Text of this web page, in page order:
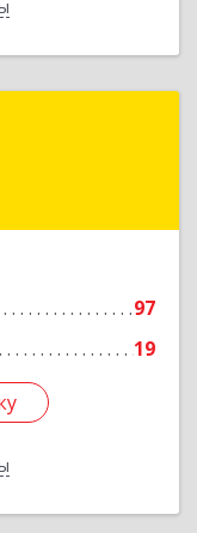
97
19
Курчатова ул,